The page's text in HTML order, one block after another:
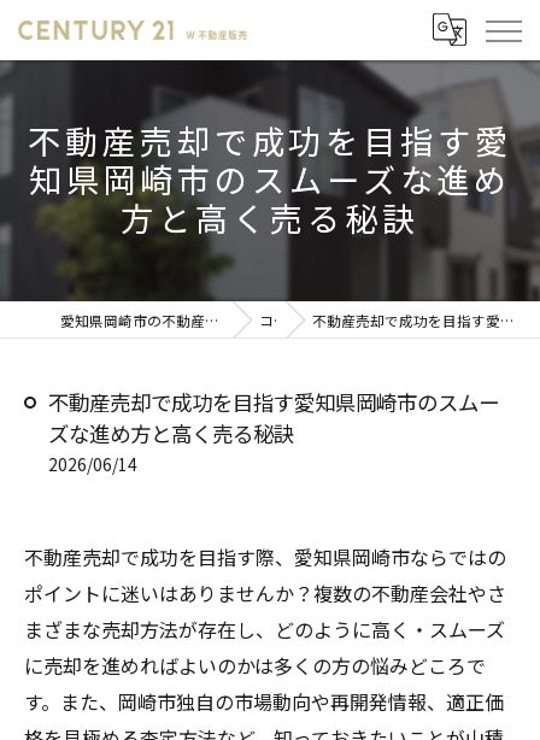
不動産売却で成功を目指す愛
知県岡崎市のスムーズな進め
方と高く売る秘訣
愛知県岡崎市の不動産売却ならセンチュリー21 W不動産販売 コラム 不動産売却で成功を目指す愛知県岡崎市のスムーズな進め方と高く売る秘訣
不動産売却で成功を目指す愛知県岡崎市のスムー
ズな進め方と高く売る秘訣
2026/06/14
不動産売却で成功を目指す際、愛知県岡崎市ならではの
ポイントに迷いはありませんか？複数の不動産会社やさ
まざまな売却方法が存在し、どのように高く・スムーズ
に売却を進めればよいのかは多くの方の悩みどころで
す。また、岡崎市独自の市場動向や再開発情報、適正価